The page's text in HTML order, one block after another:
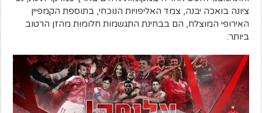
ציונה בואכה יבנה, צמד האליפויות הנוכחי, בתוספת הקמפיין
האירופי המוצלח, הם בבחינת התגשמות חלומות מהזן הרטוב
ביותר.